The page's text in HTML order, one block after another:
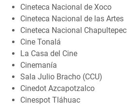
Cineteca Nacional de Xoco
Cineteca Nacional de las Artes
Cineteca Nacional Chapultepec
Cine Tonalá
La Casa del Cine
Cinemanía
Sala Julio Bracho (CCU)
Cinedot Azcapotzalco
Cinespot Tláhuac